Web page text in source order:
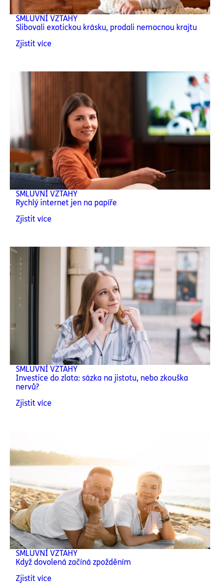
SMLUVNÍ VZTAHY
Slibovali exotickou krásku, prodali nemocnou krajtu
Zjistit více
SMLUVNÍ VZTAHY
Rychlý internet jen na papíře
Zjistit více
SMLUVNÍ VZTAHY
Investice do zlata: sázka na jistotu, nebo zkouška
nervů?
Zjistit více
SMLUVNÍ VZTAHY
Když dovolená začíná zpožděním
Zjistit více